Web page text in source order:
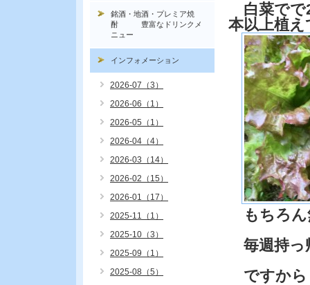
白菜でで
本以上植
もちろん
毎週持っ
ですから
銘酒・地酒・プレミア焼
酎 豊富なドリンクメ
ニュー
インフォメーション
2026-07（3）
2026-06（1）
2026-05（1）
2026-04（4）
2026-03（14）
2026-02（15）
2026-01（17）
2025-11（1）
2025-10（3）
2025-09（1）
2025-08（5）